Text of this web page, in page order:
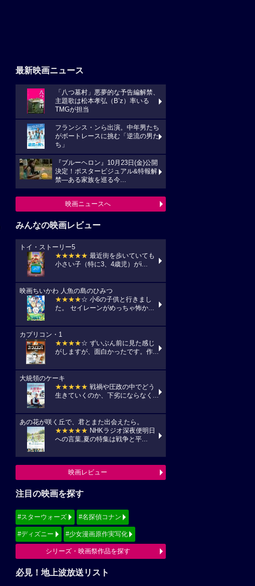
最新映画ニュース
「八つ墓村」悪夢的な予告編解禁、
主題歌は松本孝弘（B’z）率いる
TMGが担当
フランシス・ンら出演。中年男たち
がボートレースに挑む「逆流の男た
ち」
『ブルーヘロン』10月23日(金)公開
決定！ポスタービジュアル&特報解
禁―ある家族を巡る今...
映画ニュースへ
みんなの映画レビュー
トイ・ストーリー5
★★★★★ 最近街を歩いていても
小さい子（特に3、4歳児）がi...
映画ちいかわ 人魚の島のひみつ
★★★★☆ 小6の子供と行きまし
た。 セイレーンがめっちゃ怖か...
カプリコン・1
★★★★☆ ずいぶん前に見た感じ
がしますが、面白かったです。作...
大統領のケーキ
★★★★★ 戦禍や圧政の中でどう
生きていくのか、下劣にならなく...
あの花が咲く丘で、君とまた出会えたら。
★★★★★ NHKラジオ深夜便明日
への言葉,夏の特集は戦争と平...
映画レビュー
注目の映画を探す
#スターウォーズ #名探偵コナン
#ディズニー #少女漫画原作実写化
シリーズ・映画祭作品を探す
必見！地上波放送リスト